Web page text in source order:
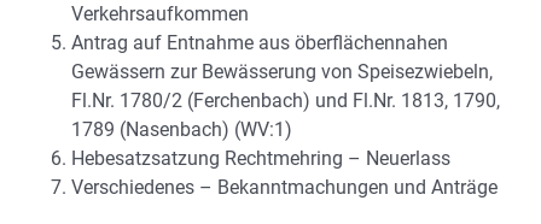
Verkehrsaufkommen
Antrag auf Entnahme aus öberflächennahen
Gewässern zur Bewässerung von Speisezwiebeln,
Fl.Nr. 1780/2 (Ferchenbach) und Fl.Nr. 1813, 1790,
1789 (Nasenbach) (WV:1)
Hebesatzsatzung Rechtmehring – Neuerlass
Verschiedenes – Bekanntmachungen und Anträge